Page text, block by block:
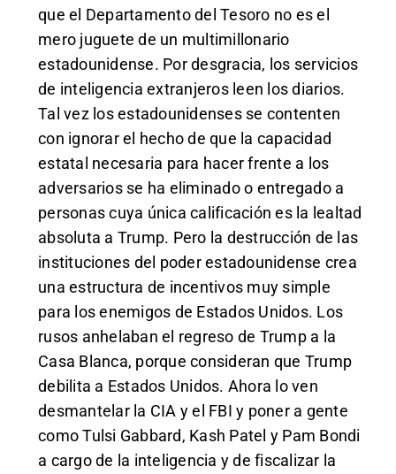
que el Departamento del Tesoro no es el
mero juguete de un multimillonario
estadounidense. Por desgracia, los servicios
de inteligencia extranjeros leen los diarios.
Tal vez los estadounidenses se contenten
con ignorar el hecho de que la capacidad
estatal necesaria para hacer frente a los
adversarios se ha eliminado o entregado a
personas cuya única calificación es la lealtad
absoluta a Trump. Pero la destrucción de las
instituciones del poder estadounidense crea
una estructura de incentivos muy simple
para los enemigos de Estados Unidos. Los
rusos anhelaban el regreso de Trump a la
Casa Blanca, porque consideran que Trump
debilita a Estados Unidos. Ahora lo ven
desmantelar la CIA y el FBI y poner a gente
como Tulsi Gabbard, Kash Patel y Pam Bondi
a cargo de la inteligencia y de fiscalizar la